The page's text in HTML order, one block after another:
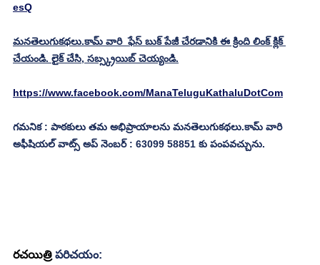
esQ
మనతెలుగుకథలు.కామ్ వారి  ఫేస్ బుక్ పేజీ చేరడానికి ఈ క్రింది లింక్ క్లిక్
చేయండి. లైక్ చేసి, సబ్స్క్రయిబ్ చెయ్యండి.
https://www.facebook.com/ManaTeluguKathaluDotCom
గమనిక : పాఠకులు తమ అభిప్రాయాలను మనతెలుగుకథలు.కామ్ వారి
అఫీషియల్ వాట్స్ అప్ నెంబర్ : 63099 58851 కు పంపవచ్చును.
రచయిత్రి పరిచయం: